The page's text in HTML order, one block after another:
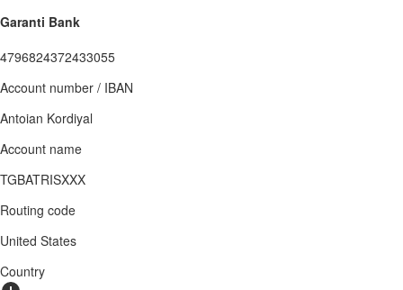
Garanti Bank
4796824372433055
Account number / IBAN
Antoian Kordiyal
Account name
TGBATRISXXX
Routing code
United States
Country